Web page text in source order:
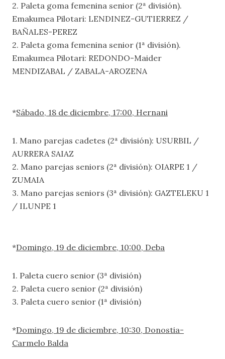
2. Paleta goma femenina senior (2ª división).
Emakumea Pilotari: LENDINEZ-GUTIERREZ /
BAÑALES-PEREZ
2. Paleta goma femenina senior (1ª división).
Emakumea Pilotari: REDONDO-Maider
MENDIZABAL / ZABALA-AROZENA
*Sábado, 18 de diciembre, 17:00, Hernani
1. Mano parejas cadetes (2ª división): USURBIL /
AURRERA SAIAZ
2. Mano parejas seniors (2ª división): OIARPE 1 /
ZUMAIA
3. Mano parejas seniors (3ª división): GAZTELEKU 1
/ ILUNPE 1
*Domingo, 19 de diciembre, 10:00, Deba
1. Paleta cuero senior (3ª división)
2. Paleta cuero senior (2ª división)
3. Paleta cuero senior (1ª división)
*Domingo, 19 de diciembre, 10:30, Donostia-
Carmelo Balda